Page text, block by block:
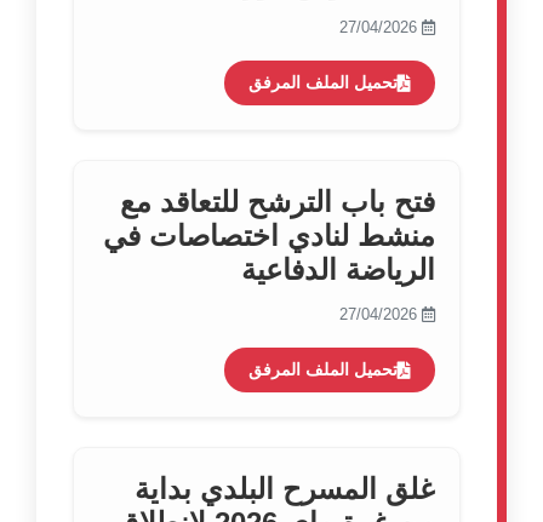
تحميل الملف المرفق
فتح باب الترشح للتعاقد مع
منشط لنادي اختصاصات في
الرياضة الدفاعية
تحميل الملف المرفق
غلق المسرح البلدي بداية